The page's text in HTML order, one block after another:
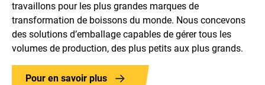
travaillons pour les plus grandes marques de
transformation de boissons du monde. Nous concevons
des solutions d’emballage capables de gérer tous les
volumes de production, des plus petits aux plus grands.
Pour en savoir plus